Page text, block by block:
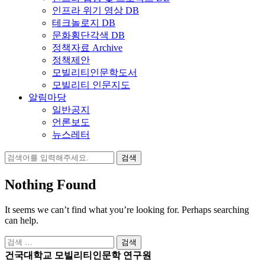
인프라 위기 영상 DB
테크놀로지 DB
문화횡단각색 DB
정책자료 Archive
정책제안
모빌리티인문학도서
모빌리티 인문지도
알림마당
일반공지
언론보도
뉴스레터
검
Nothing Found
It seems we can’t find what you’re looking for. Perhaps searching
can help.
검
색:
건국대학교 모빌리티인문학 연구원